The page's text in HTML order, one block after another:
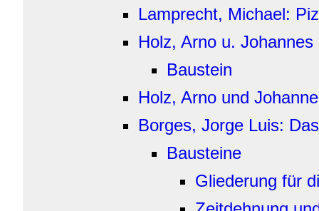
Lamprecht, Michael:
Holz, Arno u.
Baustein
Holz, Arno und
Borges, Jorge Luis:
Bausteine
Gliederung für